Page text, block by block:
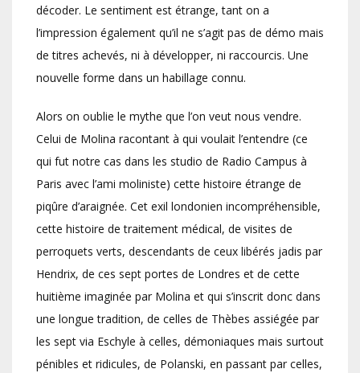
décoder. Le sentiment est étrange, tant on a
l’impression également qu’il ne s’agit pas de démo mais
de titres achevés, ni à développer, ni raccourcis. Une
nouvelle forme dans un habillage connu.
Alors on oublie le mythe que l’on veut nous vendre.
Celui de Molina racontant à qui voulait l’entendre (ce
qui fut notre cas dans les studio de Radio Campus à
Paris avec l’ami moliniste) cette histoire étrange de
piqûre d’araignée. Cet exil londonien incompréhensible,
cette histoire de traitement médical, de visites de
perroquets verts, descendants de ceux libérés jadis par
Hendrix, de ces sept portes de Londres et de cette
huitième imaginée par Molina et qui s’inscrit donc dans
une longue tradition, de celles de Thèbes assiégée par
les sept via Eschyle à celles, démoniaques mais surtout
pénibles et ridicules, de Polanski, en passant par celles,